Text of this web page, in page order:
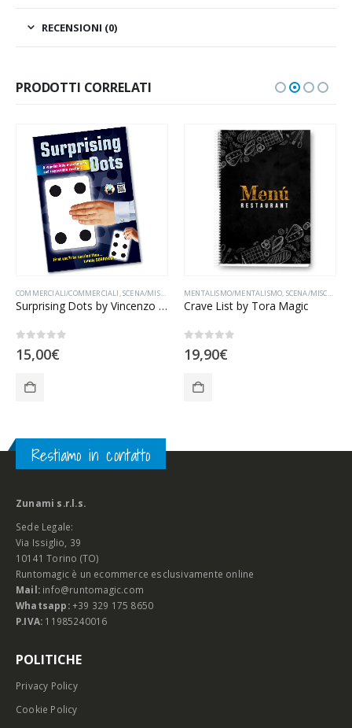
RECENSIONI (0)
PRODOTTI CORRELATI
COMMERCIALI/COMMERCIALI,SCENA/MISCELLANEA
Surprising Dots by Vincenzo Di Fatta
15,00€
MENTALISMO/MENTALISMO, SCENA/MISCELLANEA
Crave List by Tora Magic
19,90€
Restiamo in contatto
Zunami s.r.l.s.
Sede Legale:
Via Issiglio, 39
10141 Torino (TO)
Runtomagic è un ecommerce esclusivamente online
Mail: info@runtomagic.com
Whatsapp: +39 329 175 8650
P.IVA: 11985240016
POLITICHE
Privacy Policy
Cookie Policy